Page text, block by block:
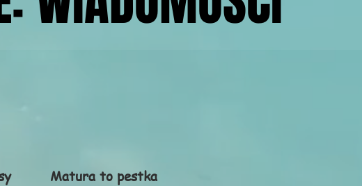
Matura to pestka